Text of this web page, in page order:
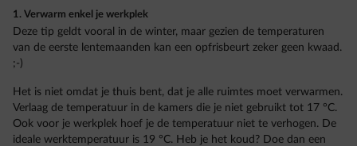
1. Verwarm enkel je werkplek
Deze tip geldt vooral in de winter, maar gezien de temperaturen
van de eerste lentemaanden kan een opfrisbeurt zeker geen kwaad.
;-)
Het is niet omdat je thuis bent, dat je alle ruimtes moet verwarmen.
Verlaag de temperatuur in de kamers die je niet gebruikt tot 17 °C.
Ook voor je werkplek hoef je de temperatuur niet te verhogen. De
ideale werktemperatuur is 19 °C. Heb je het koud? Doe dan een